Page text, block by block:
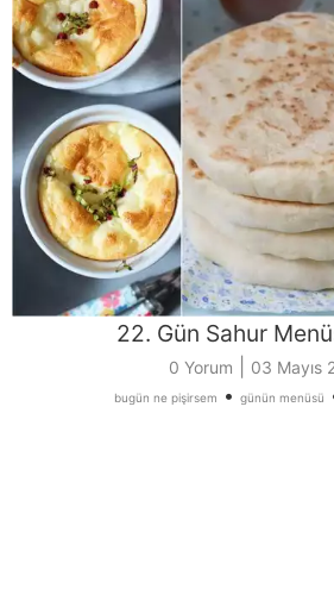
22. Gün Sahur
0 Yorum 03 Mayıs
bugün ne pişirsem • günün menüsü